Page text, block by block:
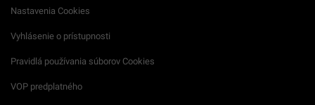
Nastavenia Cookies
Vyhlásenie o prístupnosti
Pravidlá používania súborov Cookies
VOP predplatného